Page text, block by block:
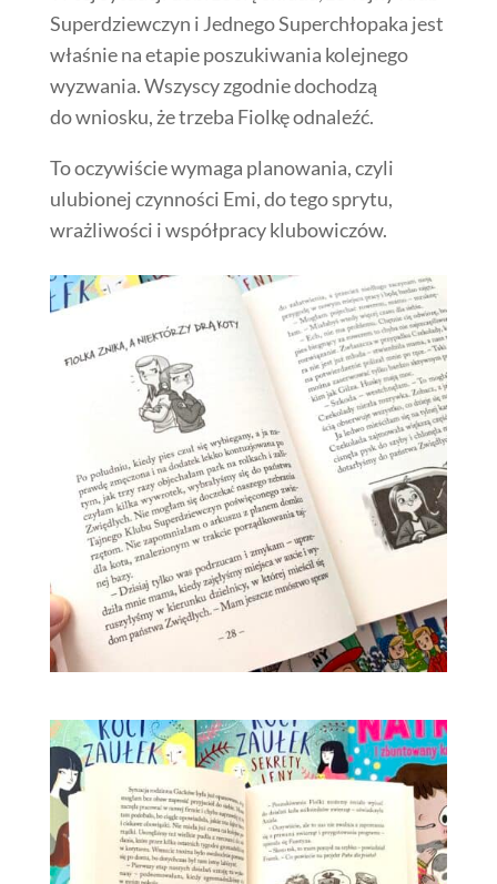
Superdziewczyn i Jednego Superchłopaka jest
właśnie na etapie poszukiwania kolejnego
wyzwania. Wszyscy zgodnie dochodzą
do wniosku, że trzeba Fiolkę odnaleźć.
To oczywiście wymaga planowania, czyli
ulubionej czynności Emi, do tego sprytu,
wrażliwości i współpracy klubowiczów.